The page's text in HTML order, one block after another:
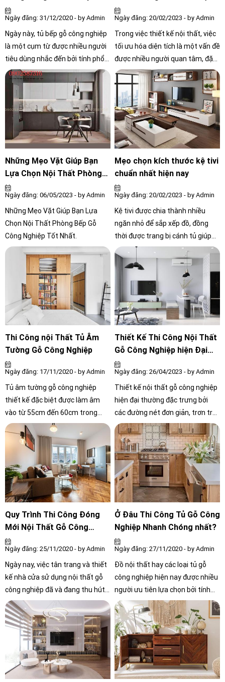
Công Nghiệp Luôn bền đẹp
Ngày đăng: 31/12/2020 - by Admin
Ngày này, tủ bếp gỗ công nghiệp
là một cụm từ được nhiều người
tiêu dùng nhắc đến bởi tính phổ
biến của nó. Tuy nhiên không
phải ai cũng hiểu biết hết về gỗ
công nghiệp nên rất dễ bị nhầm
lẫn và mua phải những sản phẩm
kém chất lượng trong quá trình
thi công đóng mới tủ bếp gỗ công
Để tránh tình trạng đó, bằng kinh
nghiệm lâu năm của mình Nội
thất Công Chính đưa ra 3 lưu ý
dưới đây để giúp bạn có thể lựa
chọn đóng mới tủ bếp gỗ công
nghiệp một cách chuẩn xác.
Ngày đăng: 20/02/2023 - by Admin
Trong việc thiết kế nội thất, việc
tối ưu hóa diện tích là một vấn đề
được nhiều người quan tâm, đặc
biệt là khi không gian nhà hẹp
hòi. Vì vậy, chúng tôi xin chia sẻ
đến mọi người 5 mẹo tối ưu diện
tích trong thiết kế nội thất, giúp
bạn tận dụng tối đa không gian
sử dụng và tạo ra một không
gian sống thoải mái hơn.
Những Mẹo Vặt Giúp Bạn
Lựa Chọn Nội Thất Phòng
Bếp Gỗ Công Nghiệp Tốt
Nhất.
Ngày đăng: 06/05/2023 - by Admin
Những Mẹo Vặt Giúp Bạn Lựa
Chọn Nội Thất Phòng Bếp Gỗ
Công Nghiệp Tốt Nhất.
Mẹo chọn kích thước kệ tivi
chuẩn nhất hiện nay
Ngày đăng: 20/02/2023 - by Admin
Kệ tivi được chia thành nhiều
ngăn nhỏ để sắp xếp đồ, đồng
thời được trang bị cánh tủ giúp
giữ cho không gian gọn gàng và
sạch sẽ. Khi treo tivi lên tường,
bạn có thể đặt loa hoặc đồ trang
trí lên kệ, tạo ra một không gian
hiện đại và thẩm mỹ. Thiết kế
đơn giản của kệ tivi sẽ làm tăng
điểm nhấn cho căn phòng, đặc
biệt là trong trường hợp diện tích
không gian hạn chế.
Thi Công nội Thất Tủ Âm
Tường Gỗ Công Nghiệp
Ngày đăng: 17/11/2020 - by Admin
Tủ âm tường gỗ công nghiệp
thiết kế đặc biệt được làm âm
vào từ 55cm đến 60cm trong
tường. Chúng ta chỉ có thể nhìn
thấy mặt tiền của tủ mà không
nhìn được phía sau, 2 bên xung
quanh của tủ. Thiết kế này giúp
tiết kiệm tối đa không gian sử
dụng, đồng thời khiến cho không
gian trở nên vuông vắn, liền
mạch.
Thiết Kế Thi Công Nội Thất
Gỗ Công Nghiệp hiện Đại
Căn Hộ Chung Cư
Ngày đăng: 26/04/2023 - by Admin
Thiết kế nội thất gỗ công nghiệp
hiện đại thường đặc trưng bởi
các đường nét đơn giản, trơn tru
và không có hoa văn phức tạp. Bộ
đồ nội thất thường có chức năng
đa năng và tiết kiệm không gian,
giúp cho căn hộ chung cư trông
rộng rãi và thoáng đạt hơn.
Quy Trình Thi Công Đóng
Mới Nội Thất Gỗ Công
Nghiệp
Ngày đăng: 25/11/2020 - by Admin
Ngày nay, việc tân trang và thiết
kế nhà cửa sử dụng nội thất gỗ
công nghiệp đã và đang thu hút
đông đảo nhiều gia chủ. Thị
trường nội thất đang cạnh tranh
khốc liệt, đơn vị thi công nội thất
cũng nhiều lên từng ngày. Và bạn
đang không biết đơn vị nào uy tín
để thi công đóng mới nội thất
cho ngôi nhà của bạn? Quy trình
Ở Đâu Thi Công Tủ Gỗ Công
Nghiệp Nhanh Chóng nhất?
Ngày đăng: 27/11/2020 - by Admin
Đồ nội thất hay các loại tủ gỗ
công nghiệp hiện nay được nhiều
người ưu tiên lựa chọn bởi tính
thẩm mỹ và giá thành của nó
cũng rất mềm. Bạn cũng đang có
ý định tìm một cơ sở uy tín để lắp
đặt tủ gỗ công nghiệp tại TP.Hồ
Chí Minh? Nhưng vẫn chưa tìm
được một nơi vừa ý, đảm bảo
được về mặt chất lượng và thời